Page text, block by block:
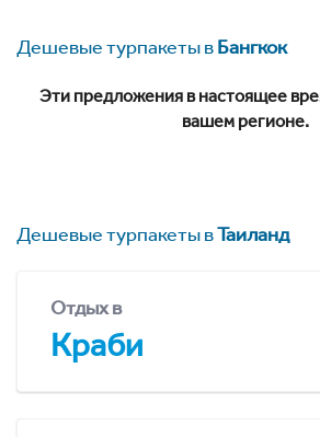
Дешевые турпакеты вБангкок
Эти предложения в настоящее
вашем регионе.
Дешевые турпакеты вТаиланд
Отдых в
Краби